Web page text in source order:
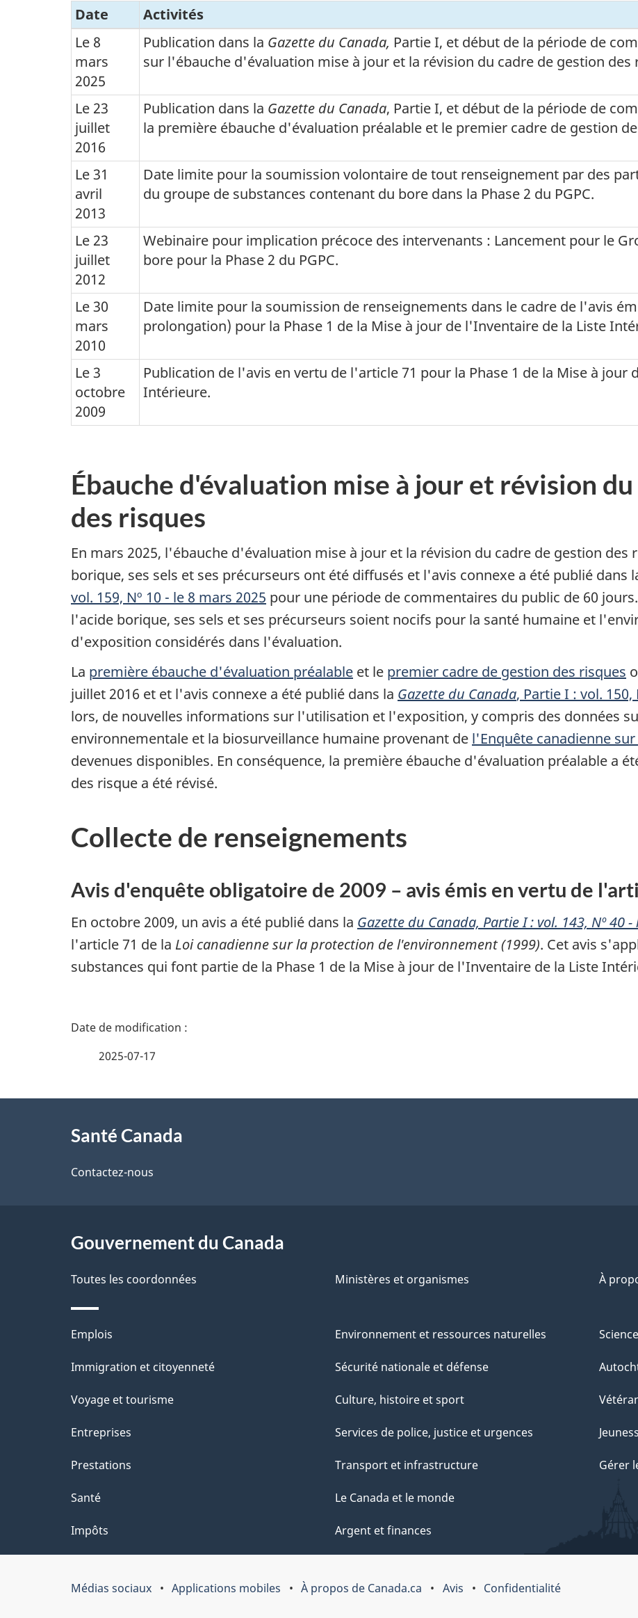
Date
Activités
Le 8
mars
2025
Publication dans la Gazette du Canada, Partie I, et début de la période de
sur l'ébauche d'évaluation mise à jour et la révision du cadre de gestion des
Le 23
juillet
2016
Publication dans la Gazette du Canada, Partie I, et début de la période de
la première ébauche d'évaluation préalable et le premier cadre de gestion
Le 31
avril
2013
Date limite pour la soumission volontaire de tout renseignement par des
du groupe de substances contenant du bore dans la Phase 2 du PGPC.
Le 23
juillet
2012
Webinaire pour implication précoce des intervenants : Lancement pour le
bore pour la Phase 2 du PGPC.
Le 30
mars
2010
Date limite pour la soumission de renseignements dans le cadre de l'avis
prolongation) pour la Phase 1 de la Mise à jour de l'Inventaire de la Liste
Le 3
octobre
2009
Publication de l'avis en vertu de l'article 71 pour la Phase 1 de la Mise à jour
Intérieure.
Ébauche d'évaluation mise à jour et révision
des risques
En mars 2025, l'ébauche d'évaluation mise à jour et la révision du cadre de gestion
borique, ses sels et ses précurseurs ont été diffusés et l'avis connexe a été publié dans
vol. 159, Nº 10 - le 8 mars 2025 pour une période de commentaires du public de 60
l'acide borique, ses sels et ses précurseurs soient nocifs pour la santé humaine et
d'exposition considérés dans l'évaluation.
La première ébauche d'évaluation préalable et le premier cadre de gestion des risques
juillet 2016 et et l'avis connexe a été publié dans la Gazette du Canada, Partie I : vol. 150,
lors, de nouvelles informations sur l'utilisation et l'exposition, y compris des données
environnementale et la biosurveillance humaine provenant de l'Enquête canadienne
devenues disponibles. En conséquence, la première ébauche d'évaluation préalable a
des risque a été révisé.
Collecte de renseignements
Avis d'enquête obligatoire de 2009 – avis émis en vertu de
En octobre 2009, un avis a été publié dans la Gazette du Canada, Partie I : vol. 143, Nº 40
l'article 71 de la Loi canadienne sur la protection de l'environnement (1999). Cet avis
substances qui font partie de la Phase 1 de la Mise à jour de l'Inventaire de la Liste
D
a
d
e
l
2025-07-17
proposSanté Canada
Contactez-nous
Gouvernement du Canada
Toutes les coordonnées Ministères et organismes À
Thèmes
et
Emplois
Immigration et citoyenneté
Voyage et tourisme
Entreprises
Prestations
Santé
Impôts
Environnement et ressources naturelles
Sécurité nationale et défense
Culture, histoire et sport
Services de police, justice et urgences
Transport et infrastructure
Le Canada et le monde
Argent et finances
Gérer
Organisation
Médias sociaux Applications mobiles À propos de Canada.ca Avis Confidentialité